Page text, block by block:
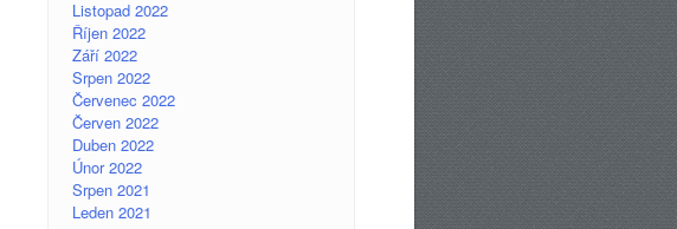
Listopad 2022
Říjen 2022
Září 2022
Srpen 2022
Červenec 2022
Červen 2022
Duben 2022
Únor 2022
Srpen 2021
Leden 2021